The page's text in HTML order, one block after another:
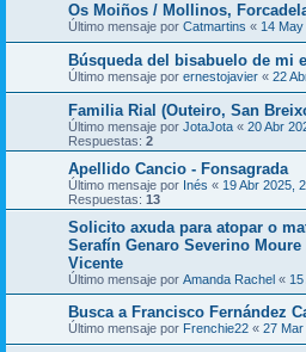
Os Moiños / Mollinos,
Último mensaje por Catmartins « 14
Búsqueda del bisabuelo de mi
Último mensaje por ernestojavier « 22
Familia Rial (Outeiro, San
Último mensaje por JotaJota « 20 Abr
Respuestas: 2
Apellido Cancio - Fonsagrada
Último mensaje por Inés « 19 Abr 2025,
Respuestas: 13
Solicito axuda para atopar o
Serafín Genaro Severino
Vicente
Último mensaje por Amanda Rachel «
Busca a Francisco Fernández
Último mensaje por Frenchie22 « 27 Mar